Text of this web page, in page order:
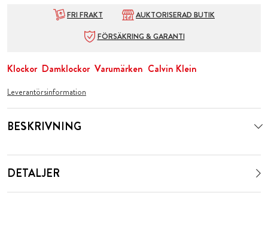
FRI FRAKT
AUKTORISERAD BUTIK
FÖRSÄKRING & GARANTI
Klockor Damklockor Varumärken Calvin Klein
Leverantörsinformation
BESKRIVNING
DETALJER